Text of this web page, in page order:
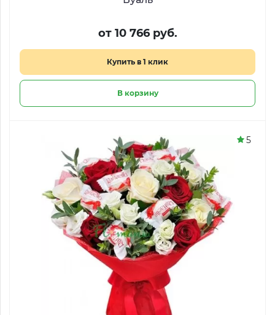
от 10 766 руб.
Купить в 1 клик
В корзину
5